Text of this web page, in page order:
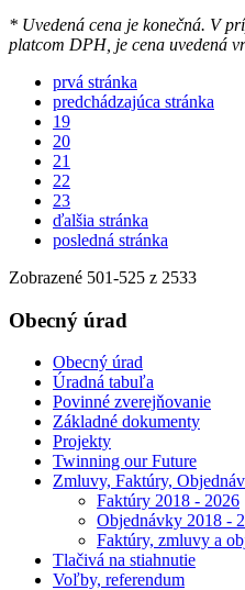
* Uvedená cena je konečná. V
platcom DPH, je cena uvedená
prvá stránka
predchádzajúca stránka
19
20
21
22
23
ďalšia stránka
posledná stránka
Zobrazené 501-525 z 2533
Obecný úrad
Obecný úrad
Úradná tabuľa
Povinné zverejňovanie
Základné dokumenty
Projekty
Twinning our Future
Zmluvy, Faktúry,
Faktúry 2018 - 2026
Objednávky 2018 -
Faktúry, zmluvy a
Tlačivá na stiahnutie
Voľby, referendum